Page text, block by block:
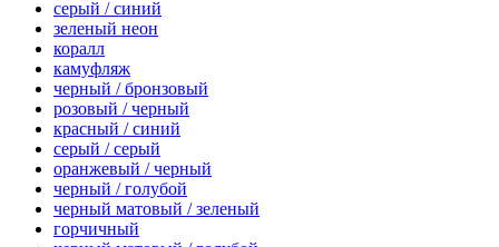
серый / синий
зеленый неон
коралл
камуфляж
черный / бронзовый
розовый / черный
красный / синий
серый / серый
оранжевый / черный
черный / голубой
черный матовый / зеленый
горчичный